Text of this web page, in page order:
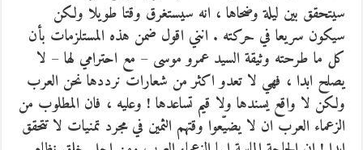
سيتحقق بين ليلة وضحاها ، انه سيستغرق وقتا طويلا ولكن
سيكون سريعا في حركته . انني اقول ضمن هذه المستلزمات بأن
كل ما طرحته وثيقة السيد عمرو موسى – مع احترامي لها – لا
يصلح ابدا ، فهي لا تعدو اكثر من شعارات نرددها نحن العرب
ولكن لا واقع يسندها ولا قيم تساعدها ! وعليه ، فان المطلوب من
الزعماء العرب ان لا يضيّعوا وقتهم الثمين في مجرد تمنيات لا تتحقق